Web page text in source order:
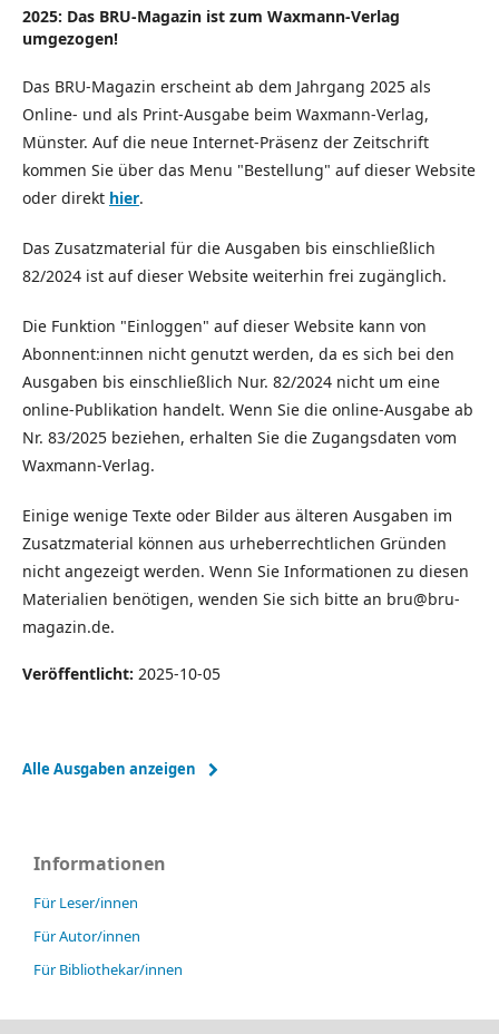
2025: Das BRU-Magazin ist zum Waxmann-Verlag
umgezogen!
Das BRU-Magazin erscheint ab dem Jahrgang 2025 als
Online- und als Print-Ausgabe beim Waxmann-Verlag,
Münster. Auf die neue Internet-Präsenz der Zeitschrift
kommen Sie über das Menu "Bestellung" auf dieser Website
oder direkt hier.
Das Zusatzmaterial für die Ausgaben bis einschließlich
82/2024 ist auf dieser Website weiterhin frei zugänglich.
Die Funktion "Einloggen" auf dieser Website kann von
Abonnent:innen nicht genutzt werden, da es sich bei den
Ausgaben bis einschließlich Nur. 82/2024 nicht um eine
online-Publikation handelt. Wenn Sie die online-Ausgabe ab
Nr. 83/2025 beziehen, erhalten Sie die Zugangsdaten vom
Waxmann-Verlag.
Einige wenige Texte oder Bilder aus älteren Ausgaben im
Zusatzmaterial können aus urheberrechtlichen Gründen
nicht angezeigt werden. Wenn Sie Informationen zu diesen
Materialien benötigen, wenden Sie sich bitte an bru@bru-
magazin.de.
Veröffentlicht: 2025-10-05
Alle Ausgaben anzeigen
Informationen
Für Leser/innen
Für Autor/innen
Für Bibliothekar/innen